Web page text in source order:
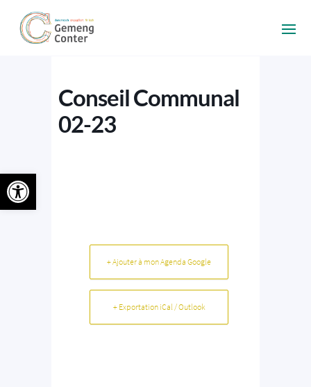
Conseil Communal
02-23
+ Ajouter à mon Agenda Google
+ Exportation iCal / Outlook
Ouvrir la barre d’outils